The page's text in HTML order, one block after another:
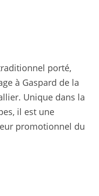
porté,
à Gaspard de la
Unique dans la
il est une
promotionnel du